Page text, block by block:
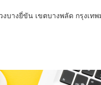
บางยี่ขัน เขตบางพลัด กรุงเท